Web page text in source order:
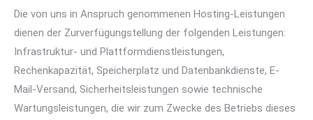
Die von uns in Anspruch genommenen Hosting-Leistungen
dienen der Zurverfügungstellung der folgenden Leistungen:
Infrastruktur- und Plattformdienstleistungen,
Rechenkapazität, Speicherplatz und Datenbankdienste, E-
Mail-Versand, Sicherheitsleistungen sowie technische
Wartungsleistungen, die wir zum Zwecke des Betriebs dieses